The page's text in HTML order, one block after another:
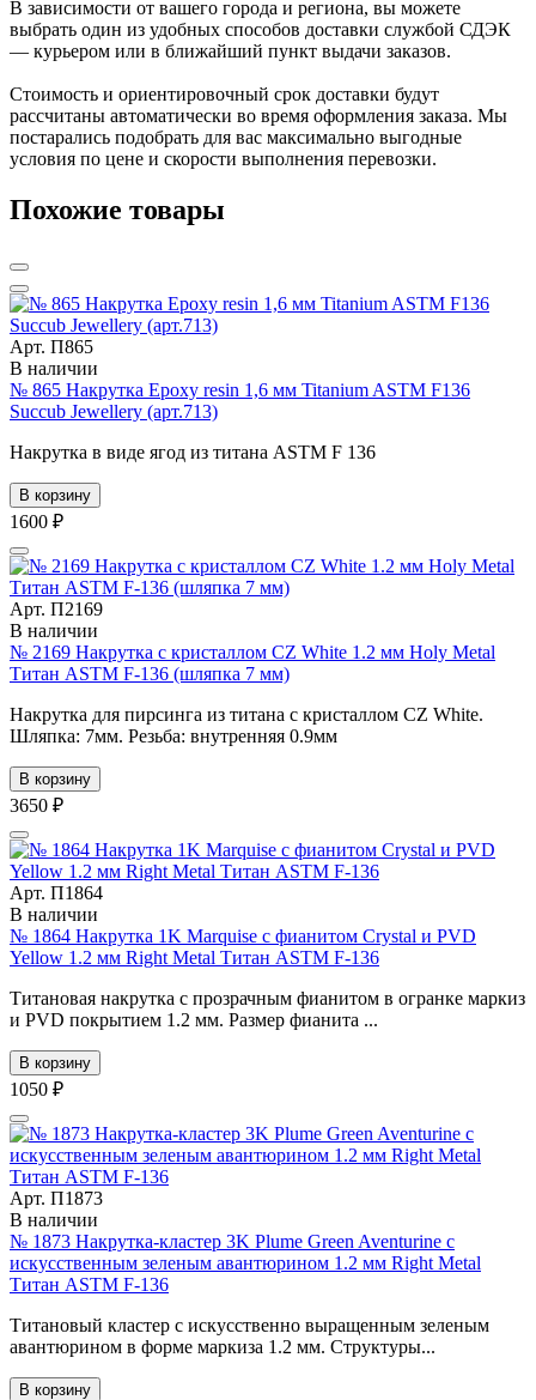
В зависимости от вашего города и региона, вы можете
выбрать один из удобных способов доставки службой СДЭК
— курьером или в ближайший пункт выдачи заказов.
Стоимость и ориентировочный срок доставки будут
рассчитаны автоматически во время оформления заказа. Мы
постарались подобрать для вас максимально выгодные
условия по цене и скорости выполнения перевозки.
Похожие товары
Арт. П865
В наличии
№ 865 Накрутка Epoxy resin 1,6 мм Titanium ASTM F136
Succub Jewellery (арт.713)
Накрутка в виде ягод из титана ASTM F 136
В корзину
1600 ₽
Арт. П2169
В наличии
№ 2169 Накрутка с кристаллом CZ White 1.2 мм Holy Metal
Титан ASTM F-136 (шляпка 7 мм)
Накрутка для пирсинга из титана с кристаллом CZ White.
Шляпка: 7мм. Резьба: внутренняя 0.9мм
В корзину
3650 ₽
Арт. П1864
В наличии
№ 1864 Накрутка 1K Marquise с фианитом Crystal и PVD
Yellow 1.2 мм Right Metal Титан ASTM F-136
Титановая накрутка с прозрачным фианитом в огранке маркиз
и PVD покрытием 1.2 мм. Размер фианита ...
В корзину
1050 ₽
Арт. П1873
В наличии
№ 1873 Накрутка-кластер 3K Plume Green Aventurine с
искусственным зеленым авантюрином 1.2 мм Right Metal
Титан ASTM F-136
Титановый кластер с искусственно выращенным зеленым
авантюрином в форме маркиза 1.2 мм. Cтруктуры...
В корзину